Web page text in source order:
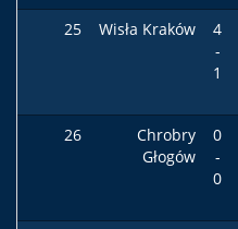
25 Wisła Kraków
4
-
1
26
Chrobry
Głogów
0
-
0